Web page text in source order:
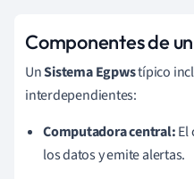
Componentes de
UnSistema Egpwstípico
interdependientes:
Computadora central:El
los datos y emite alertas.